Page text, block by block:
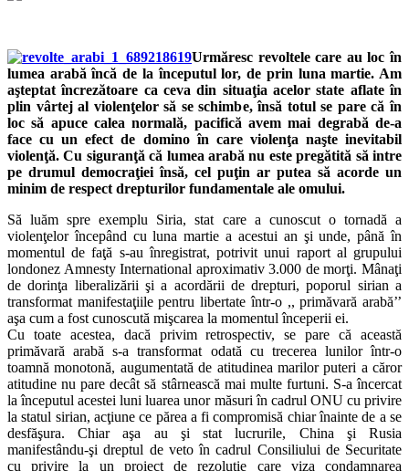
Urmăresc revoltele care au loc în
lumea arabă încă de la începutul lor, de prin luna martie. Am
aşteptat încrezătoare ca ceva din situaţia acelor state aflate în
plin vârtej al violenţelor să se schimbe, însă totul se pare că în
loc să apuce calea normală, pacifică avem mai degrabă de-a
face cu un efect de domino în care violenţa naşte inevitabil
violenţă. Cu siguranţă că lumea arabă nu este pregătită să intre
pe drumul democraţiei însă, cel puţin ar putea să acorde un
minim de respect drepturilor fundamentale ale omului.
Să luăm spre exemplu Siria, stat care a cunoscut o tornadă a
violenţelor începând cu luna martie a acestui an şi unde, până în
momentul de faţă s-au înregistrat, potrivit unui raport al grupului
londonez Amnesty International aproximativ 3.000 de morţi. Mânaţi
de dorinţa liberalizării şi a acordării de drepturi, poporul sirian a
transformat manifestaţiile pentru libertate într-o ,, primăvară arabă’’
aşa cum a fost cunoscută mişcarea la momentul începerii ei.
Cu toate acestea, dacă privim retrospectiv, se pare că această
primăvară arabă s-a transformat odată cu trecerea lunilor într-o
toamnă monotonă, augumentată de atitudinea marilor puteri a căror
atitudine nu pare decât să stârnească mai multe furtuni. S-a încercat
la începutul acestei luni luarea unor măsuri în cadrul ONU cu privire
la statul sirian, acţiune ce părea a fi compromisă chiar înainte de a se
desfăşura. Chiar aşa au şi stat lucrurile, China şi Rusia
manifestându-şi dreptul de veto în cadrul Consiliului de Securitate
cu privire la un proiect de rezoluţie care viza condamnarea